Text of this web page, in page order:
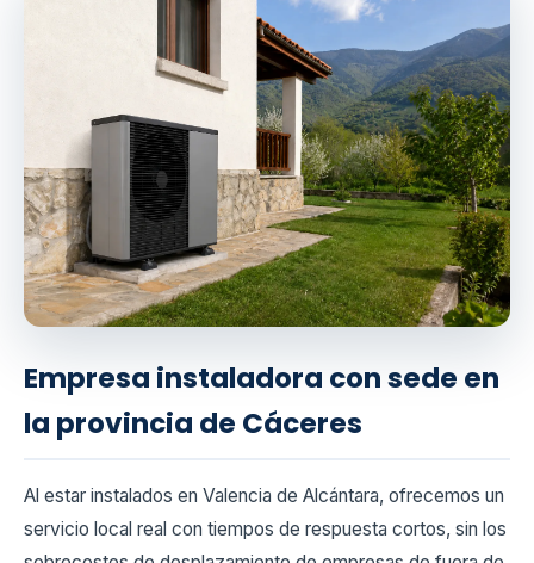
Empresa instaladora con sede en
la provincia de Cáceres
Al estar instalados en Valencia de Alcántara, ofrecemos un
servicio local real con tiempos de respuesta cortos, sin los